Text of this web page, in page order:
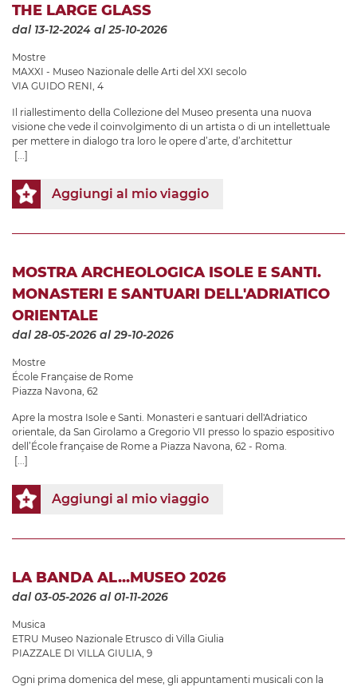
THE LARGE GLASS
dal 13-12-2024 al 25-10-2026
Mostre
MAXXI - Museo Nazionale delle Arti del XXI secolo
VIA GUIDO RENI, 4
Il riallestimento della Collezione del Museo presenta una nuova
visione che vede il coinvolgimento di un artista o di un intellettuale
per mettere in dialogo tra loro le opere d’arte, d’architettur
[...]
Aggiungi al mio viaggio
MOSTRA ARCHEOLOGICA ISOLE E SANTI.
MONASTERI E SANTUARI DELL'ADRIATICO
ORIENTALE
dal 28-05-2026 al 29-10-2026
Mostre
École Française de Rome
Piazza Navona, 62
Apre la mostra Isole e Santi. Monasteri e santuari dell'Adriatico
orientale, da San Girolamo a Gregorio VII presso lo spazio espositivo
dell’École française de Rome a Piazza Navona, 62 - Roma.
[...]
Aggiungi al mio viaggio
LA BANDA AL...MUSEO 2026
dal 03-05-2026 al 01-11-2026
Musica
ETRU Museo Nazionale Etrusco di Villa Giulia
PIAZZALE DI VILLA GIULIA, 9
Ogni prima domenica del mese, gli appuntamenti musicali con la